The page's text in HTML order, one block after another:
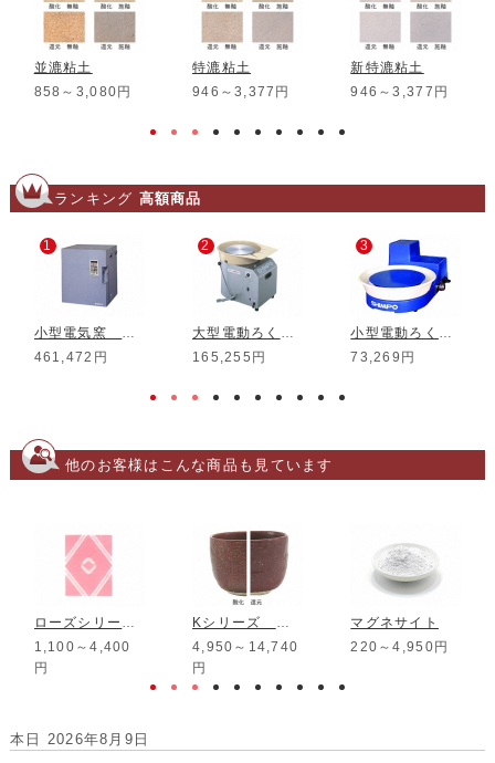
並漉粘土
858～3,080円
特漉粘土
946～3,377円
新特漉粘土
946～3,377円
ランキング 高額商品
1
小型電気窯 DMT-01
461,472円
2
大型電動ろくろ RK-3D
165,255円
3
小型電動ろくろ RK-5T
73,269円
他のお客様はこんな商品も見ています
ローズシリーズ Rose20
1,100～4,400
円
Kシリーズ 赤伊羅保釉
4,950～14,740
円
マグネサイト
220～4,950円
本日 2026年8月9日